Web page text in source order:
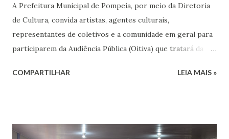
A Prefeitura Municipal de Pompeia, por meio da Diretoria
de Cultura, convida artistas, agentes culturais,
representantes de coletivos e a comunidade em geral para
participarem da Audiência Pública (Oitiva) que tratará da
Blanc (PNAB 2024). O encontro será realizado na próxima
cidade. Também haverá esclarecimentos sobre o uso do
COMPARTILHAR LEIA MAIS »